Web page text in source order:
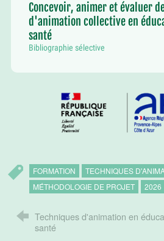
Concevoir, animer et évaluer
d'animation collective en
santé
Bibliographie sélective
FORMATION
TECHNIQUES
MÉTHODOLOGIE DE PROJET
2026
Techniques d'animation en
santé